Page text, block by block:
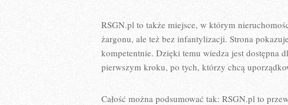
RSGN.pl to także miejsce, w którym
żargonu, ale też bez infantylizacji. Strona
kompetentnie. Dzięki temu wiedza jest dostępna
pierwszym kroku, po tych, którzy chcą
Całość można podsumować tak: RSGN.pl to